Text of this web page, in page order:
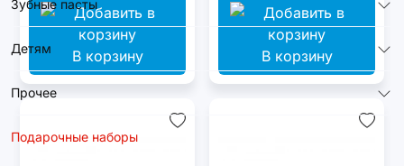
Зубные пасты
Детям
Прочее
Подарочные наборы
В корзину В корзину